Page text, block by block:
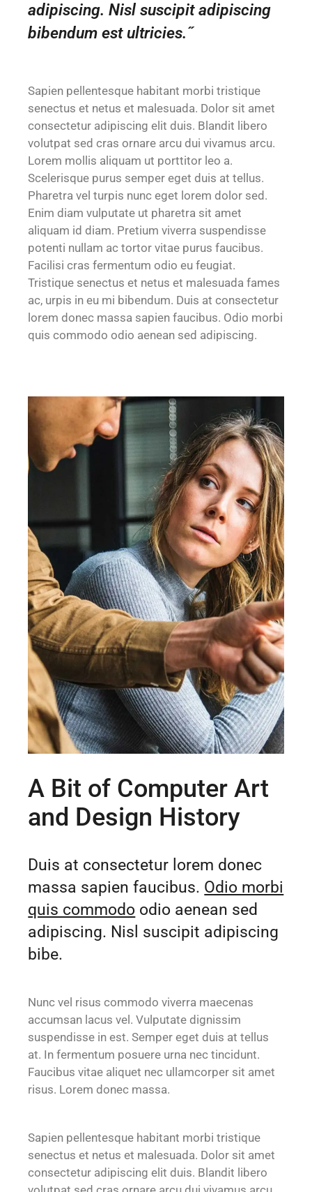
adipiscing. Nisl suscipit adipiscing
bibendum est ultricies.˝
Sapien pellentesque habitant morbi tristique
senectus et netus et malesuada. Dolor sit amet
consectetur adipiscing elit duis. Blandit libero
volutpat sed cras ornare arcu dui vivamus arcu.
Lorem mollis aliquam ut porttitor leo a.
Scelerisque purus semper eget duis at tellus.
Pharetra vel turpis nunc eget lorem dolor sed.
Enim diam vulputate ut pharetra sit amet
aliquam id diam. Pretium viverra suspendisse
potenti nullam ac tortor vitae purus faucibus.
Facilisi cras fermentum odio eu feugiat.
Tristique senectus et netus et malesuada fames
ac, urpis in eu mi bibendum. Duis at consectetur
lorem donec massa sapien faucibus. Odio morbi
quis commodo odio aenean sed adipiscing.
A Bit of Computer Art
and Design History
Duis at consectetur lorem donec
massa sapien faucibus. Odio morbi
quis commodo odio aenean sed
adipiscing. Nisl suscipit adipiscing
bibe.
Nunc vel risus commodo viverra maecenas
accumsan lacus vel. Vulputate dignissim
suspendisse in est. Semper eget duis at tellus
at. In fermentum posuere urna nec tincidunt.
Faucibus vitae aliquet nec ullamcorper sit amet
risus. Lorem donec massa.
Sapien pellentesque habitant morbi tristique
senectus et netus et malesuada. Dolor sit amet
consectetur adipiscing elit duis. Blandit libero